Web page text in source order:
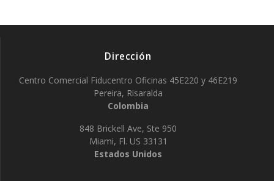
Dirección
Centro Comercial Fiducentro Oficinas 45E220 y 46E219
Pereira, Risaralda
Colombia
848 Brickell Ave, Ste 950
Miami, Fl. US 33131
Estados Unidos